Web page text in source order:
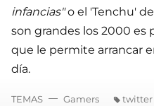
infancias"o el 'Tenchu'
son grandes los 2000
que le permite arrancar
día.
TEMAS Gamers twitter